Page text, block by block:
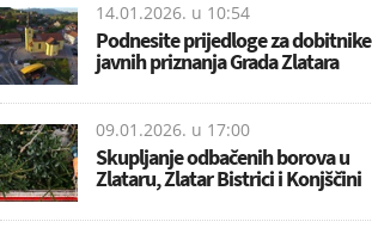
14.01.2026. u 10:54
Podnesite prijedloge za dobitnike
javnih priznanja Grada Zlatara
09.01.2026. u 17:00
Skupljanje odbačenih borova u
Zlataru, Zlatar Bistrici i Konjščini